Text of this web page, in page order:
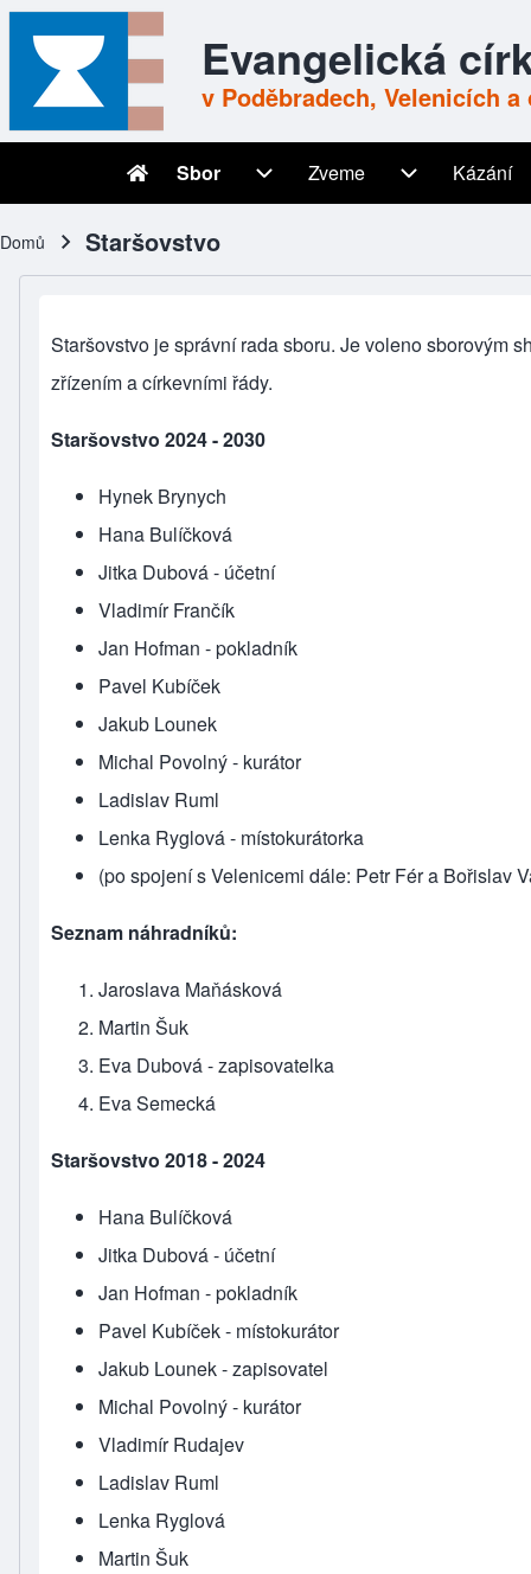
Skip to header
Skip to main navigation
Přejít k hlavnímu obsahu
Skip to footer
Evangelická
v Poděbradech, Velenicích a
Main navigation
Sbor Zveme
Zveme sub-
Kázání
Drobečková navigace
Domů Staršovstvo
Staršovstvo je správní rada sboru. Je voleno sborovým
zřízenímacírkevními řády.
Staršovstvo 2024 - 2030
Hynek Brynych
Hana Bulíčková
Jitka Dubová - účetní
Vladimír Frančík
Jan Hofman - pokladník
Pavel Kubíček
Jakub Lounek
Michal Povolný - kurátor
Ladislav Ruml
Lenka Ryglová - místokurátorka
(po spojení s Velenicemi dále: Petr Fér a Bořislav
Seznam náhradníků:
Jaroslava Maňásková
Martin Šuk
Eva Dubová - zapisovatelka
Eva Semecká
Staršovstvo 2018 - 2024
Hana Bulíčková
Jitka Dubová - účetní
Jan Hofman - pokladník
Pavel Kubíček - místokurátor
Jakub Lounek - zapisovatel
Michal Povolný - kurátor
Vladimír Rudajev
Ladislav Ruml
Lenka Ryglová
Martin Šuk